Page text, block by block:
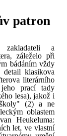
patron
zakladateli a
záleželo při
bádáním vždy
klasikova
literárního
prací tady
lesa), jakož i
školy" (2) a ne
oblastem
Heukeluma:
let, ve vlastní